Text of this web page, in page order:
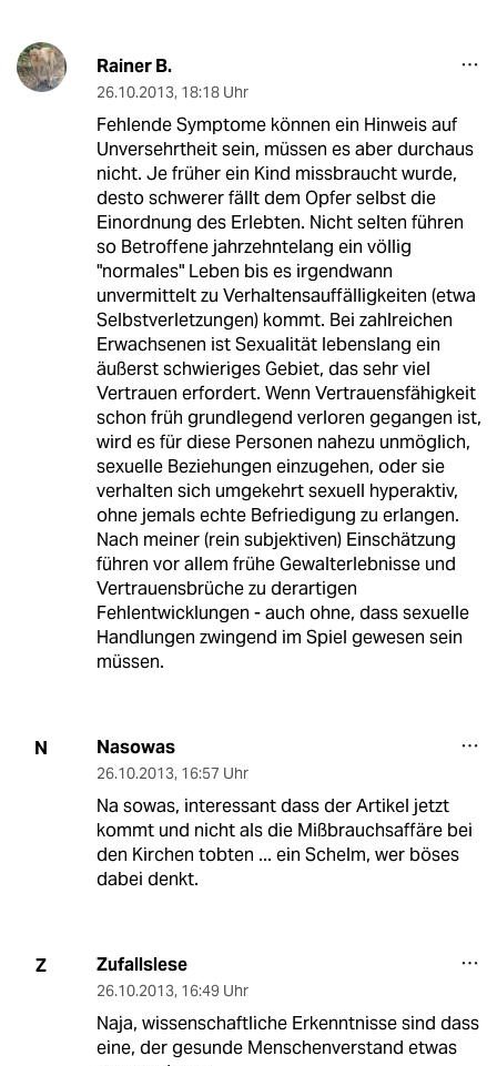
Rainer B.
26.10.2013, 18:18 Uhr
Fehlende Symptome können ein Hinweis auf
Unversehrtheit sein, müssen es aber durchaus
nicht. Je früher ein Kind missbraucht wurde,
desto schwerer fällt dem Opfer selbst die
Einordnung des Erlebten. Nicht selten führen
so Betroffene jahrzehntelang ein völlig
"normales" Leben bis es irgendwann
unvermittelt zu Verhaltensauffälligkeiten (etwa
Selbstverletzungen) kommt. Bei zahlreichen
Erwachsenen ist Sexualität lebenslang ein
äußerst schwieriges Gebiet, das sehr viel
Vertrauen erfordert. Wenn Vertrauensfähigkeit
schon früh grundlegend verloren gegangen ist,
wird es für diese Personen nahezu unmöglich,
sexuelle Beziehungen einzugehen, oder sie
verhalten sich umgekehrt sexuell hyperaktiv,
ohne jemals echte Befriedigung zu erlangen.
Nach meiner (rein subjektiven) Einschätzung
führen vor allem frühe Gewalterlebnisse und
Vertrauensbrüche zu derartigen
Fehlentwicklungen - auch ohne, dass sexuelle
Handlungen zwingend im Spiel gewesen sein
müssen.
N Nasowas
26.10.2013, 16:57 Uhr
Na sowas, interessant dass der Artikel jetzt
kommt und nicht als die Mißbrauchsaffäre bei
den Kirchen tobten ... ein Schelm, wer böses
dabei denkt.
Z Zufallslese
26.10.2013, 16:49 Uhr
Naja, wissenschaftliche Erkenntnisse sind dass
eine, der gesunde Menschenverstand etwas